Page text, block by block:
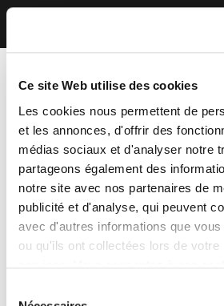
Ce site Web utilise des cookies
Les cookies nous permettent de
et les annonces, d'offrir des
médias sociaux et d'analyser notre
partageons également des
notre site avec nos partenaires de
publicité et d'analyse, qui peuvent
avec d'autres informations que
ou qu'ils ont collectées lors de votre